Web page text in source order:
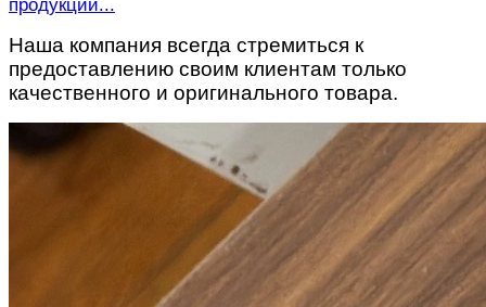
Наша компания всегда стремиться к
предоставлению своим клиентам только
качественного и оригинального товара.